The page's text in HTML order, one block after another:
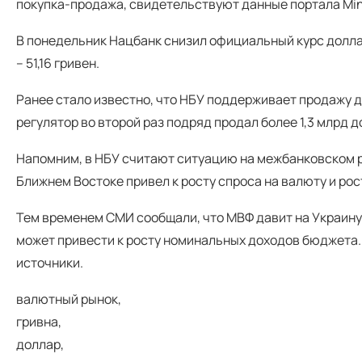
покупка-продажа, свидетельствуют данные портала
В понедельник Нацбанк снизил официальный курс
– 51,16 гривен.
Ранее стало известно, что НБУ поддерживает
регулятор во второй раз подряд продал более 1,3 млрд
Напомним, в НБУ считают ситуацию на межбанковском
Ближнем Востоке привел к росту спроса на валюту и
Тем временем СМИ сообщали, что МВФ давит на
может привести к росту номинальных доходов
источники.
валютный рынок,
гривна,
доллар,